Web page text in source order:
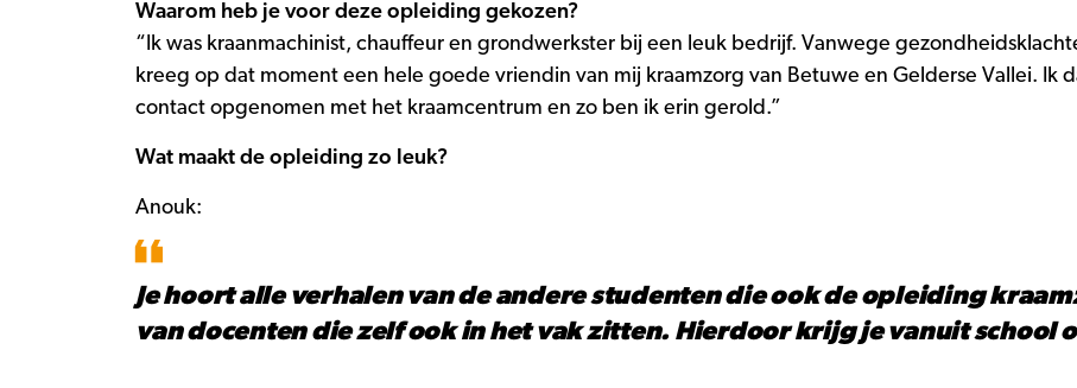
Waarom heb je voor deze opleiding gekozen?
“Ik was kraanmachinist, chauffeur en grondwerkster bij een leuk bedrijf. Vanwege
kreeg op dat moment een hele goede vriendin van mij kraamzorg van Betuwe en Gelderse Vallei. Ik
contact opgenomen met het kraamcentrum en zo ben ik erin gerold.”
Wat maakt de opleiding zo leuk?
Anouk:
Je hoort alle verhalen van de andere studenten die ook de opleiding
van docenten die zelf ook in het vak zitten. Hierdoor krijg je vanuit school